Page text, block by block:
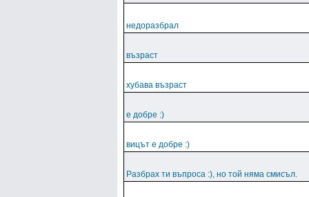
недоразбрал
възраст
хубава възраст
е добре :)
вицът е добре :)
Разбрах ти въпроса :), но той няма смисъл.